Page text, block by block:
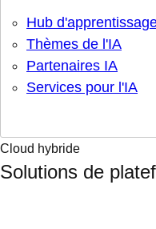
Hub
Thèmes de l'IA
Partenaires IA
Services pour l'IA
Cloud hybride
Solutions de